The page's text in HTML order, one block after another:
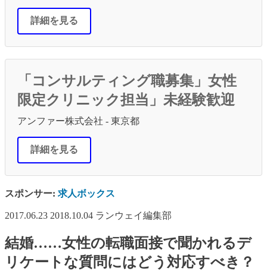
詳細を見る
「コンサルティング職募集」女性
限定クリニック担当」未経験歓迎
アンファー株式会社 - 東京都
詳細を見る
スポンサー: 求人ボックス
2017.06.23 2018.10.04 ランウェイ編集部
結婚……女性の転職面接で聞かれるデ
リケートな質問にはどう対応すべき？